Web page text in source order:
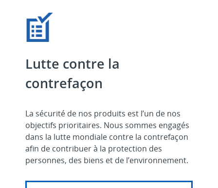
Lutte contre la
contrefaçon
La sécurité de nos produits est l’un de nos
objectifs prioritaires. Nous sommes engagés
dans la lutte mondiale contre la contrefaçon
afin de contribuer à la protection des
personnes, des biens et de l’environnement.